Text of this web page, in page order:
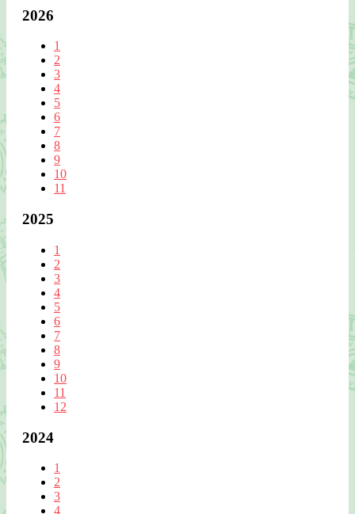
2026
1
2
3
4
5
6
7
8
9
10
11
2025
1
2
3
4
5
6
7
8
9
10
11
12
2024
1
2
3
4